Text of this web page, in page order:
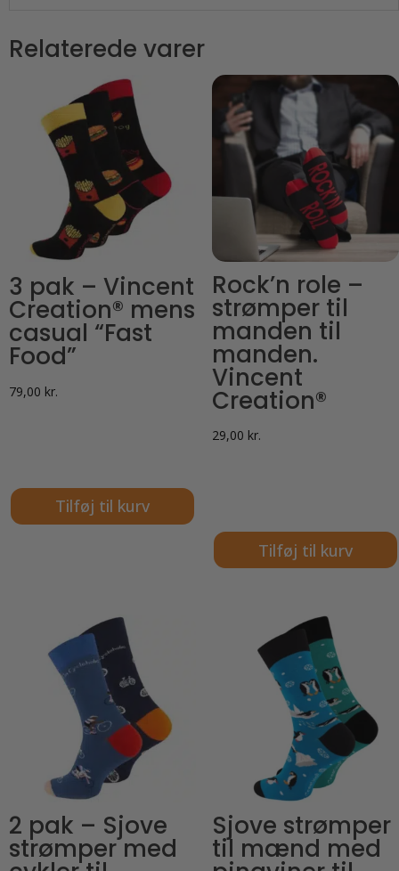
Relaterede varer
3 pak – Vincent
Creation® mens
casual “Fast
Food”
79,00 kr.
Tilføj til kurv
Rock’n role –
strømper til
manden til
manden.
Vincent
Creation®
29,00 kr.
Tilføj til kurv
2 pak – Sjove
strømper med
Sjove strømper
til mænd med